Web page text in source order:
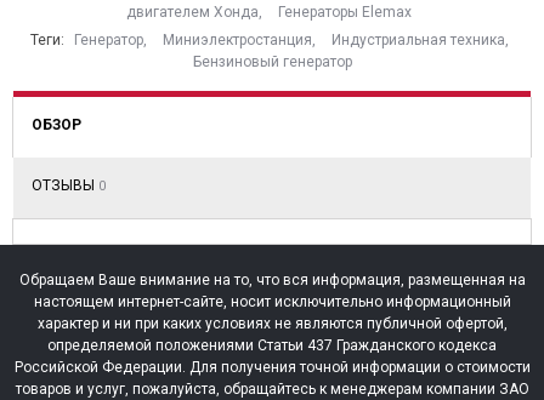
двигателем Хонда,
Генераторы Elemax
Теги:
Генератор, Миниэлектростанция, Индустриальная техника,
Бензиновый генератор
ОБЗОР
ОТЗЫВЫ 0
Обращаем Ваше внимание на то, что вся информация, размещенная на
настоящем интернет-сайте, носит исключительно информационный
характер и ни при каких условиях не являются публичной офертой,
определяемой положениями Статьи 437 Гражданского кодекса
Российской Федерации. Для получения точной информации о стоимости
товаров и услуг, пожалуйста, обращайтесь к менеджерам компании ЗАО